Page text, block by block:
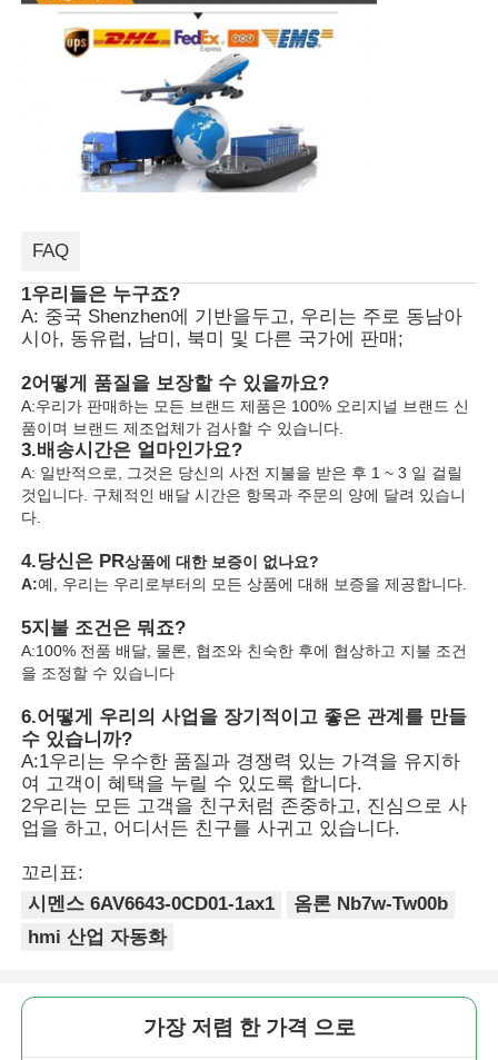
FAQ
1우리들은 누구죠?
A: 중국 Shenzhen에 기반을두고, 우리는 주로 동남아
시아, 동유럽, 남미, 북미 및 다른 국가에 판매;
2어떻게 품질을 보장할 수 있을까요?
A:우리가 판매하는 모든 브랜드 제품은 100% 오리지널 브랜드 신
품이며 브랜드 제조업체가 검사할 수 있습니다.
3.배송시간은 얼마인가요?
A: 일반적으로, 그것은 당신의 사전 지불을 받은 후 1 ~ 3 일 걸릴
것입니다. 구체적인 배달 시간은 항목과 주문의 양에 달려 있습니
다.
4.당신은 PR상품에 대한 보증이 없나요?
A:예, 우리는 우리로부터의 모든 상품에 대해 보증을 제공합니다.
5지불 조건은 뭐죠?
A:100% 전품 배달, 물론, 협조와 친숙한 후에 협상하고 지불 조건
을 조정할 수 있습니다
6.어떻게 우리의 사업을 장기적이고 좋은 관계를 만들
수 있습니까?
A:1우리는 우수한 품질과 경쟁력 있는 가격을 유지하
여 고객이 혜택을 누릴 수 있도록 합니다.
2우리는 모든 고객을 친구처럼 존중하고, 진심으로 사
업을 하고, 어디서든 친구를 사귀고 있습니다.
꼬리표:
시멘스 6AV6643-0CD01-1ax1
옴론 Nb7w-Tw00b
hmi 산업 자동화
가장 저렴 한 가격 으로